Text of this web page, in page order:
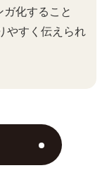
化すること
やすく伝えられ